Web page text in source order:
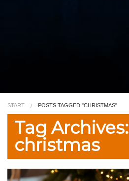
START POSTS TAGGED "CHRISTMAS"
Tag Archives:
christmas